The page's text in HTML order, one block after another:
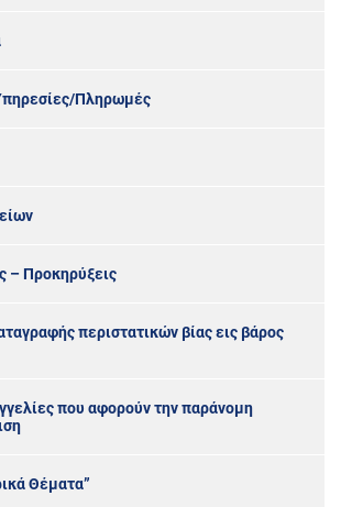
Πληρωμές
– Προκηρύξεις
περιστατικών βίας εις βάρος
που αφορούν την παράνομη
Θέματα”